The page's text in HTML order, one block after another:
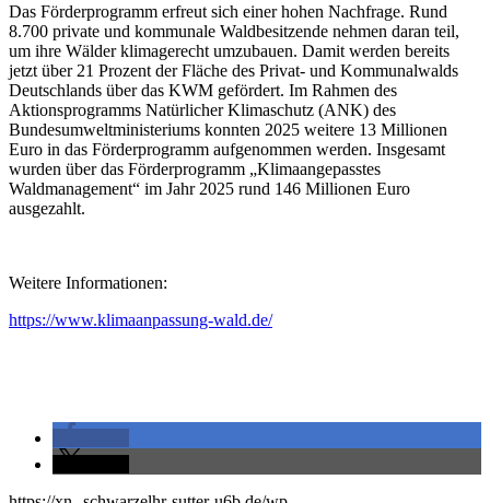
Das Förderprogramm erfreut sich einer hohen Nachfrage. Rund
8.700 private und kommunale Waldbesitzende nehmen daran teil,
um ihre Wälder klimagerecht umzubauen. Damit werden bereits
jetzt über 21 Prozent der Fläche des Privat- und Kommunalwalds
Deutschlands über das KWM gefördert. Im Rahmen des
Aktionsprogramms Natürlicher Klimaschutz (ANK) des
Bundesumweltministeriums konnten 2025 weitere 13 Millionen
Euro in das Förderprogramm aufgenommen werden. Insgesamt
wurden über das Förderprogramm „Klimaangepasstes
Waldmanagement“ im Jahr 2025 rund 146 Millionen Euro
ausgezahlt.
Weitere Informationen:
https://www.klimaanpassung-wald.de/